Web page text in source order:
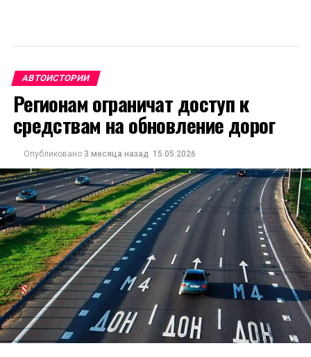
АВТОИСТОРИИ
Регионам ограничат доступ к
средствам на обновление дорог
Опубликовано 3 месяца назад 15.05.2026